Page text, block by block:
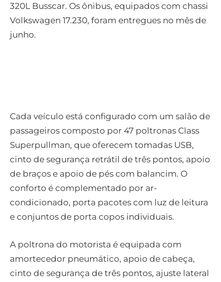
320L Busscar. Os ônibus, equipados com chassi
Volkswagen 17.230, foram entregues no mês de
junho.
Cada veículo está configurado com um salão de
passageiros composto por 47 poltronas Class
Superpullman, que oferecem tomadas USB,
cinto de segurança retrátil de três pontos, apoio
de braços e apoio de pés com balancim. O
conforto é complementado por ar-
condicionado, porta pacotes com luz de leitura
e conjuntos de porta copos individuais.
A poltrona do motorista é equipada com
amortecedor pneumático, apoio de cabeça,
cinto de segurança de três pontos, ajuste lateral